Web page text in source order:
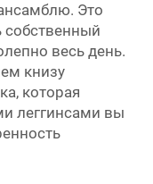
Это
собственный
весь день.
книзу
которая
леггинсами вы